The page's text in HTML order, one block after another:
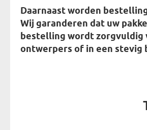
Daarnaast worden
Wij garanderen dat uw
bestelling wordt zorgvuldig
ontwerpers of in een stevig